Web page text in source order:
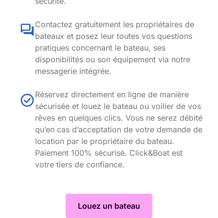
Contactez gratuitement les propriétaires de
bateaux et posez leur toutes vos questions
pratiques concernant le bateau, ses
disponibilités ou son équipement via notre
messagerie intégrée.
Réservez directement en ligne de manière
sécurisée et louez le bateau ou voilier de vos
rêves en quelques clics. Vous ne serez débité
qu’en cas d’acceptation de votre demande de
location par le propriétaire du bateau.
Paiement 100% sécurisé. Click&Boat est
votre tiers de confiance.
Louez un bateau